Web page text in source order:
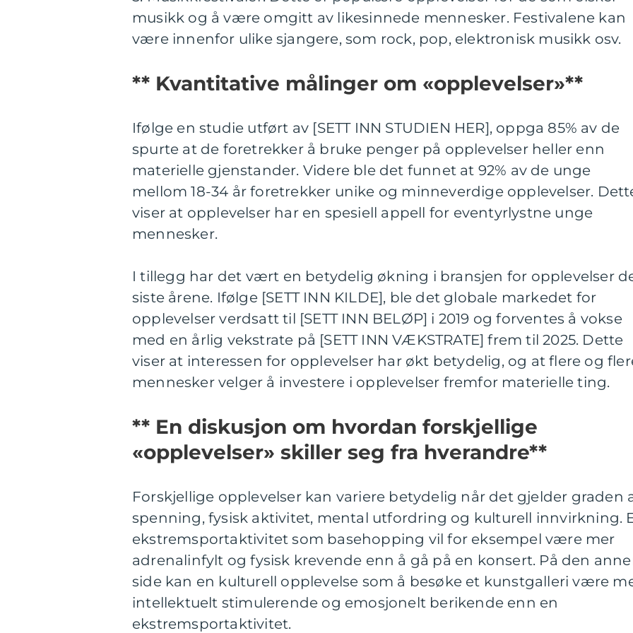
musikk og å være omgitt av likesinnede mennesker. Festivalene kan
være innenfor ulike sjangere, som rock, pop, elektronisk musikk osv.
** Kvantitative målinger om «opplevelser»**
Ifølge en studie utført av [SETT INN STUDIEN HER], oppga 85% av de
spurte at de foretrekker å bruke penger på opplevelser heller enn
materielle gjenstander. Videre ble det funnet at 92% av de unge
mellom 18-34 år foretrekker unike og minneverdige opplevelser.
viser at opplevelser har en spesiell appell for eventyrlystne unge
mennesker.
I tillegg har det vært en betydelig økning i bransjen for opplevelser
siste årene. Ifølge [SETT INN KILDE], ble det globale markedet for
opplevelser verdsatt til [SETT INN BELØP] i 2019 og forventes å vokse
med en årlig vekstrate på [SETT INN VÆKSTRATE] frem til 2025. Dette
viser at interessen for opplevelser har økt betydelig, og at flere og
mennesker velger å investere i opplevelser fremfor materielle ting.
** En diskusjon om hvordan forskjellige
«opplevelser» skiller seg fra hverandre**
Forskjellige opplevelser kan variere betydelig når det gjelder graden
spenning, fysisk aktivitet, mental utfordring og kulturell innvirkning.
ekstremsportaktivitet som basehopping vil for eksempel være mer
adrenalinfylt og fysisk krevende enn å gå på en konsert. På den
side kan en kulturell opplevelse som å besøke et kunstgalleri være
intellektuelt stimulerende og emosjonelt berikende enn en
ekstremsportaktivitet.